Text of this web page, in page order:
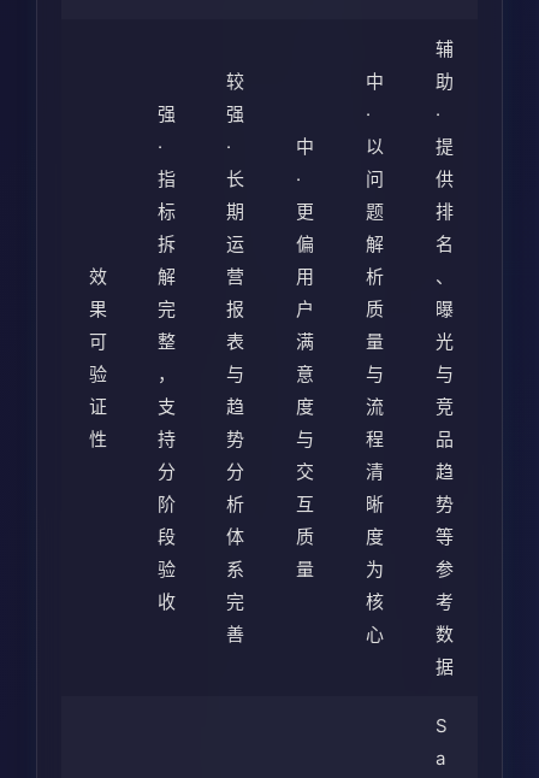
效
果
可
验
证
性
强
·
指
标
拆
解
完
整
，
支
持
分
阶
段
验
收
较
强
·
长
期
运
营
报
表
与
趋
势
分
析
体
系
完
善
中
·
更
偏
用
户
满
意
度
与
交
互
质
量
中
·
以
问
题
解
析
质
量
与
流
程
清
晰
度
为
核
心
辅
助
·
提
供
排
名
、
曝
光
与
竞
品
趋
势
等
参
考
数
据
S
a